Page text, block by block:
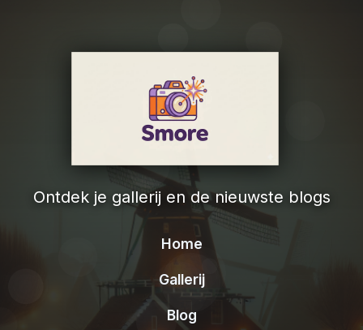
Ontdek je gallerij en de nieuwste blogs
Home
Gallerij
Blog